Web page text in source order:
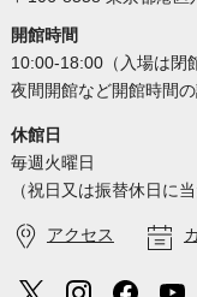
開館時間
10:00-18:00（入場は閉
夜間開館など開館時間
休館日
毎週火曜日
（祝日又は振替休日に
アクセス